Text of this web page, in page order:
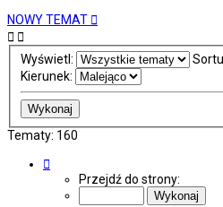
NOWY TEMAT
Wyświetl:
Kierunek:
Tematy: 160
Przejdź do strony: